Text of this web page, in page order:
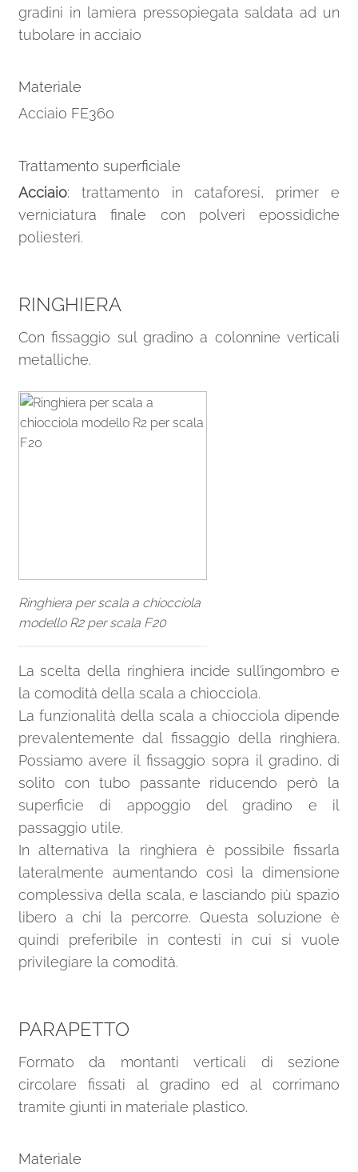
gradini in lamiera pressopiegata saldata ad un
tubolare in acciaio
Materiale
Acciaio FE360
Trattamento superficiale
Acciaio: trattamento in cataforesi, primer e
verniciatura finale con polveri epossidiche
poliesteri.
RINGHIERA
Con fissaggio sul gradino a colonnine verticali
metalliche.
Ringhiera per scala a chiocciola
modello R2 per scala F20
La scelta della ringhiera incide sull’ingombro e
la comodità della scala a chiocciola.
La funzionalità della scala a chiocciola dipende
prevalentemente dal fissaggio della ringhiera.
Possiamo avere il fissaggio sopra il gradino, di
solito con tubo passante riducendo però la
superficie di appoggio del gradino e il
passaggio utile.
In alternativa la ringhiera è possibile fissarla
lateralmente aumentando così la dimensione
complessiva della scala, e lasciando più spazio
libero a chi la percorre. Questa soluzione è
quindi preferibile in contesti in cui si vuole
privilegiare la comodità.
PARAPETTO
Formato da montanti verticali di sezione
circolare fissati al gradino ed al corrimano
tramite giunti in materiale plastico.
Materiale